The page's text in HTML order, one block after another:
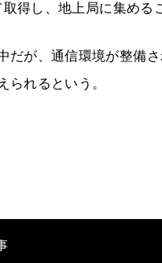
得し、地上局に集める
だが、通信環境が整備
られるという。